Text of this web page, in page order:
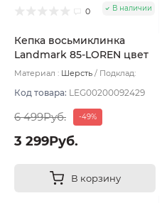
0 В наличии
Кепка восьмиклинка
Landmark 85-LOREN цвет
Серо-голубой размер 57
Материал : Шерсть
Подклад:
Код товара: LEG00200092429
6 499Руб. -49%
3 299Руб.
В корзину